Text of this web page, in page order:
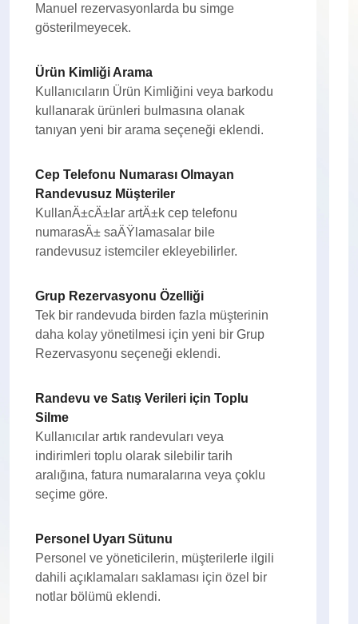
Manuel rezervasyonlarda bu simge
gösterilmeyecek.
Ürün Kimliği Arama
Kullanıcıların Ürün Kimliğini veya barkodu
kullanarak ürünleri bulmasına olanak
tanıyan yeni bir arama seçeneği eklendi.
Cep Telefonu Numarası Olmayan
Randevusuz Müşteriler
KullanÄ±cÄ±lar artÄ±k cep telefonu
numarasÄ± saÄŸlamasalar bile
randevusuz istemciler ekleyebilirler.
Grup Rezervasyonu Özelliği
Tek bir randevuda birden fazla müşterinin
daha kolay yönetilmesi için yeni bir Grup
Rezervasyonu seçeneği eklendi.
Randevu ve Satış Verileri için Toplu
Silme
Kullanıcılar artık randevuları veya
indirimleri toplu olarak silebilir tarih
aralığına, fatura numaralarına veya çoklu
seçime göre.
Personel Uyarı Sütunu
Personel ve yöneticilerin, müşterilerle ilgili
dahili açıklamaları saklaması için özel bir
notlar bölümü eklendi.